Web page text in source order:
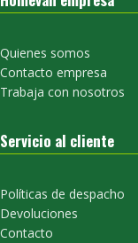
Quienes somos
Contacto empresa
Trabaja con nosotros
Servicio al cliente
Políticas de despacho
Devoluciones
Contacto